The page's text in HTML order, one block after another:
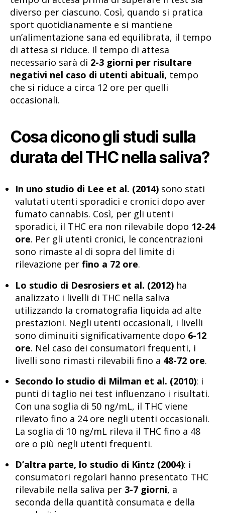
diverso per ciascuno. Così, quando si pratica
sport quotidianamente e si mantiene
un’alimentazione sana ed equilibrata, il tempo
di attesa si riduce. Il tempo di attesa
necessario sarà di 2-3 giorni per risultare
negativi nel caso di utenti abituali, tempo
che si riduce a circa 12 ore per quelli
occasionali.
Cosa dicono gli studi sulla
durata del THC nella saliva?
In uno studio di Lee et al. (2014) sono stati
valutati utenti sporadici e cronici dopo aver
fumato cannabis. Così, per gli utenti
sporadici, il THC era non rilevabile dopo 12-24
ore. Per gli utenti cronici, le concentrazioni
sono rimaste al di sopra del limite di
rilevazione per fino a 72 ore.
Lo studio di Desrosiers et al. (2012) ha
analizzato i livelli di THC nella saliva
utilizzando la cromatografia liquida ad alte
prestazioni. Negli utenti occasionali, i livelli
sono diminuiti significativamente dopo 6-12
ore. Nel caso dei consumatori frequenti, i
livelli sono rimasti rilevabili fino a 48-72 ore.
Secondo lo studio di Milman et al. (2010): i
punti di taglio nei test influenzano i risultati.
Con una soglia di 50 ng/mL, il THC viene
rilevato fino a 24 ore negli utenti occasionali.
La soglia di 10 ng/mL rileva il THC fino a 48
ore o più negli utenti frequenti.
D’altra parte, lo studio di Kintz (2004): i
consumatori regolari hanno presentato THC
rilevabile nella saliva per 3-7 giorni, a
seconda della quantità consumata e della